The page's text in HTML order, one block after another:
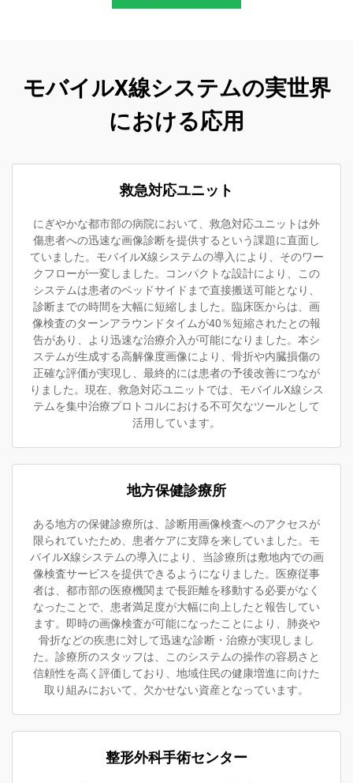
モバイルX線システムの実世界
における応用
救急対応ユニット
にぎやかな都市部の病院において、救急対応ユニットは外
傷患者への迅速な画像診断を提供するという課題に直面し
ていました。モバイルX線システムの導入により、そのワー
クフローが一変しました。コンパクトな設計により、この
システムは患者のベッドサイドまで直接搬送可能となり、
診断までの時間を大幅に短縮しました。臨床医からは、画
像検査のターンアラウンドタイムが40％短縮されたとの報
告があり、より迅速な治療介入が可能になりました。本シ
ステムが生成する高解像度画像により、骨折や内臓損傷の
正確な評価が実現し、最終的には患者の予後改善につなが
りました。現在、救急対応ユニットでは、モバイルX線シス
テムを集中治療プロトコルにおける不可欠なツールとして
活用しています。
地方保健診療所
ある地方の保健診療所は、診断用画像検査へのアクセスが
限られていたため、患者ケアに支障を来していました。モ
バイルX線システムの導入により、当診療所は敷地内での画
像検査サービスを提供できるようになりました。医療従事
者は、都市部の医療機関まで長距離を移動する必要がなく
なったことで、患者満足度が大幅に向上したと報告してい
ます。即時の画像検査が可能になったことにより、肺炎や
骨折などの疾患に対して迅速な診断・治療が実現しまし
た。診療所のスタッフは、このシステムの操作の容易さと
信頼性を高く評価しており、地域住民の健康増進に向けた
取り組みにおいて、欠かせない資産となっています。
整形外科手術センター